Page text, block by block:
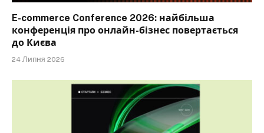
E-commerce Conference 2026: найбільша
конференція про онлайн-бізнес повертається
до Києва
24 Липня 2026